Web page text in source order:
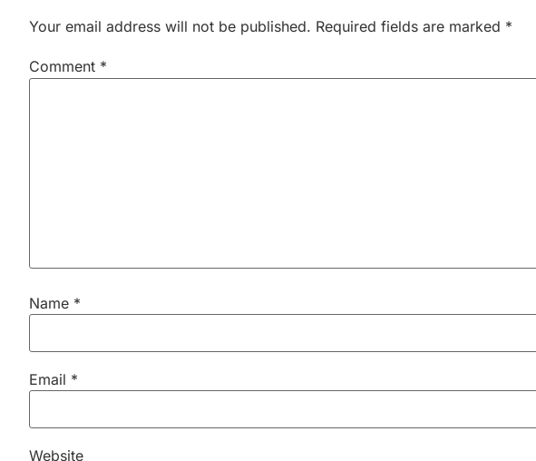
Your email address will not be published. Required fields are marked *
Comment *
Name *
Email *
Website